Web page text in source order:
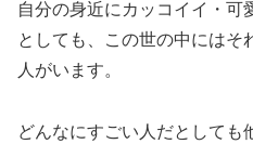
自分の身近にカッコイイ・可
としても、この世の中にはそ
人がいます。
どんなにすごい人だとしても